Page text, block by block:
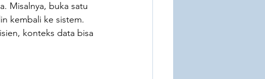
Misalnya, buka satu
kembali ke sistem.
konteks data bisa